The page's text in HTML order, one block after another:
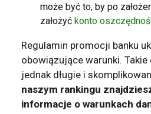
może być to, by po
założyć konto
Regulamin promocji banku
obowiązujące warunki.
jednak długie i
naszym rankingu
informacje o warunkach